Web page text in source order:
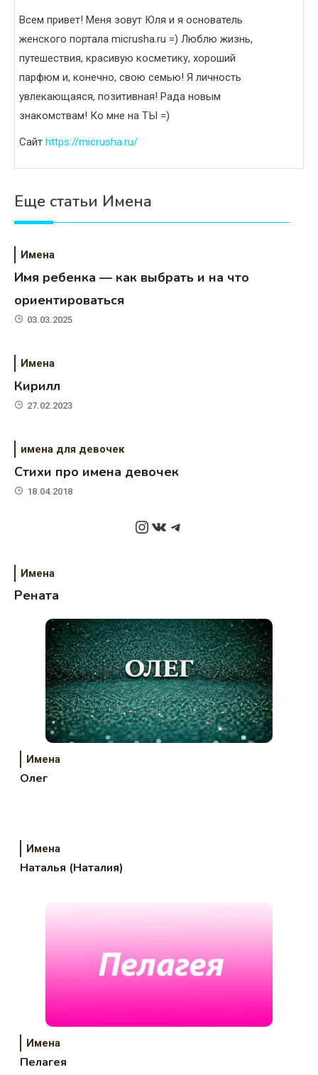
Всем привет! Меня зовут Юля и я основатель
женского портала micrusha.ru =) Люблю жизнь,
путешествия, красивую косметику, хороший
парфюм и, конечно, свою семью! Я личность
увлекающаяся, позитивная! Рада новым
знакомствам! Ко мне на ТЫ =)
Сайт https://micrusha.ru/
Еще статьи Имена
Имена
Имя ребенка — как выбрать и на что
ориентироваться
03.03.2025
Имена
Кирилл
27.02.2023
имена для девочек
Стихи про имена девочек
18.04.2018
Instagram
ВКонтакте
Telegram
Имена
Рената
Имена
Олег
Имена
Наталья (Наталия)
Имена
Пелагея